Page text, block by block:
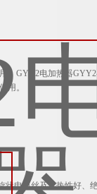
，GYY2电加热器
用。
电阻丝及导热性好、